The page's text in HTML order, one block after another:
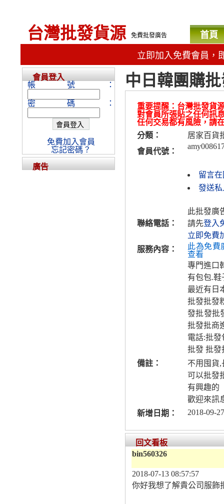
台灣批發貨源 免費批發廣告 首頁
立即加入免費會員，
中日韓團購
重要提醒：台灣批發貨
對會員所張貼之任何訊
任何交易都有風險，請
分類：
居家百貨
會員代號：
留言
發送私
聯絡電話：
此批發廣
請先登入
立即免費
服務內容：
此為免費
查看
專門進口
有包包.鞋
最近有日
批發批發
發批發批
批發批商
電話:批
批發 批發
備註：
不用囤貨
可以批發
有興趣的
歡迎來訊
新增日期：
2018-09-
回文看板
bin560326
2018-07-13 08:57:57
你好我想了解貴公司服飾
會員登入
帳號：
密碼：
免費加入會員
忘記密碼？
廣告